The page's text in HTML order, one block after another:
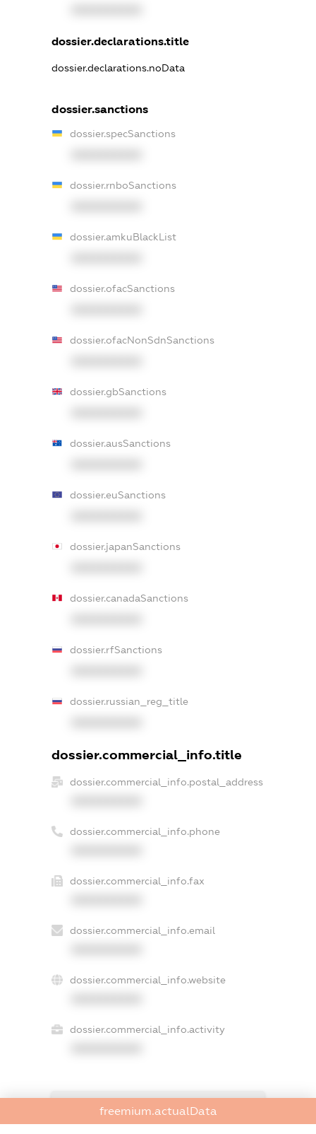
dossier.declarations.title
dossier.declarations.noData
dossier.sanctions
dossier.specSanctions
dossier.rnboSanctions
dossier.amkuBlackList
dossier.ofacSanctions
dossier.ofacNonSdnSanctions
dossier.gbSanctions
dossier.ausSanctions
dossier.euSanctions
dossier.japanSanctions
dossier.canadaSanctions
dossier.rfSanctions
dossier.russian_reg_title
dossier.commercial_info.title
dossier.commercial_info.postal_address
dossier.commercial_info.phone
dossier.commercial_info.fax
dossier.commercial_info.email
dossier.commercial_info.website
dossier.commercial_info.activity
freemium.exampleText_1
freemium.exampleText_2
freemium.actualData